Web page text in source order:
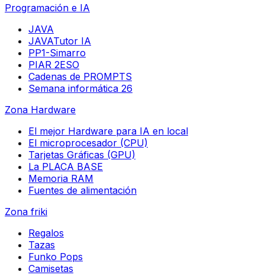
Programación e IA
JAVA
JAVATutor IA
PP1-Simarro
PIAR 2ESO
Cadenas de PROMPTS
Semana informática 26
Zona Hardware
El mejor Hardware para IA en local
El microprocesador (CPU)
Tarjetas Gráficas (GPU)
La PLACA BASE
Memoria RAM
Fuentes de alimentación
Zona friki
Regalos
Tazas
Funko Pops
Camisetas